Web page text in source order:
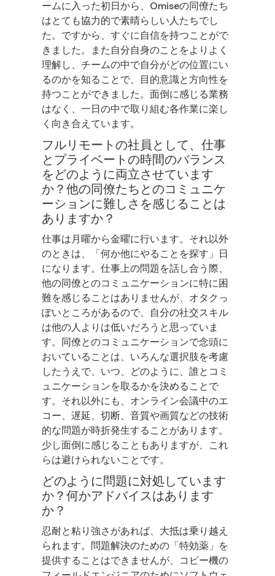
ームに入った初日から、Omiseの同僚たち
はとても協力的で素晴らしい人たちでし
た。ですから、すぐに自信を持つことがで
きました。また自分自身のことをよりよく
理解し、チームの中で自分がどの位置にい
るのかを知ることで、目的意識と方向性を
持つことができました。面倒に感じる業務
はなく、一日の中で取り組む各作業に楽し
く向き合えています。
フルリモートの社員として、仕事
とプライベートの時間のバランス
をどのように両立させています
か？他の同僚たちとのコミュニケ
ーションに難しさを感じることは
ありますか？
仕事は月曜から金曜に行います。それ以外
のときは、「何か他にやることを探す」日
になります。仕事上の問題を話し合う際、
他の同僚とのコミュニケーションに特に困
難を感じることはありませんが、オタクっ
ぽいところがあるので、自分の社交スキル
は他の人よりは低いだろうと思っていま
す。同僚とのコミュニケーションで念頭に
おいていることは、いろんな選択肢を考慮
したうえで、いつ、どのように、誰とコミ
ュニケーションを取るかを決めることで
す。それ以外にも、オンライン会議中のエ
コー、遅延、切断、音質や画質などの技術
的な問題が時折発生することがあります。
少し面倒に感じることもありますが、これ
らは避けられないことです。
どのように問題に対処しています
か？何かアドバイスはあります
か？
忍耐と粘り強さがあれば、大抵は乗り越え
られます。問題解決のための「特効薬」を
提供することはできませんが、コピー機の